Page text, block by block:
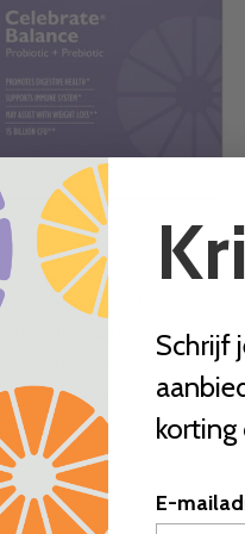
BALANCE Probiotic +
Capsules
Stukprijs
€1,00/item
Schrijf
korting
E-